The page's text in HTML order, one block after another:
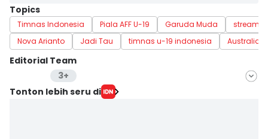
Topics
Timnas Indonesia Piala AFF U-19 Garuda Muda
Nova Arianto
Jadi Tau timnas u-19 indonesia Australia
Editorial Team
3+
Editor
Tonton lebih seru di